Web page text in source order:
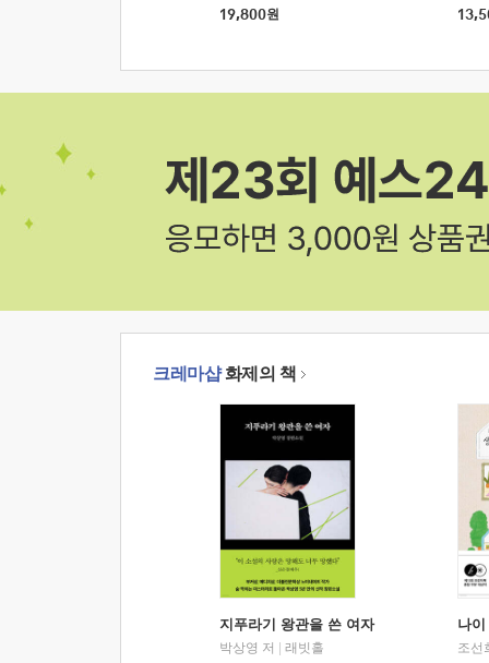
19,800원
크레마샵화제의 책
지푸라기 왕관을 쓴 여자
박상영 저
래빗홀
나
조선